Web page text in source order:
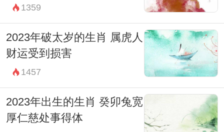
1359
2023年破太岁的生肖 属虎人
财运受到损害
1457
2023年出生的生肖 癸卯兔宽
厚仁慈处事得体